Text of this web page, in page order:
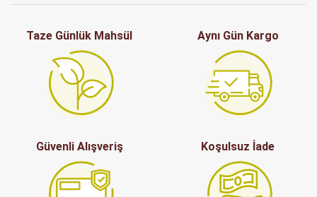
Taze Günlük Mahsül Aynı Gün Kargo
Güvenli Alışveriş Koşulsuz İade